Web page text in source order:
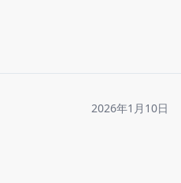
2026年1月10日